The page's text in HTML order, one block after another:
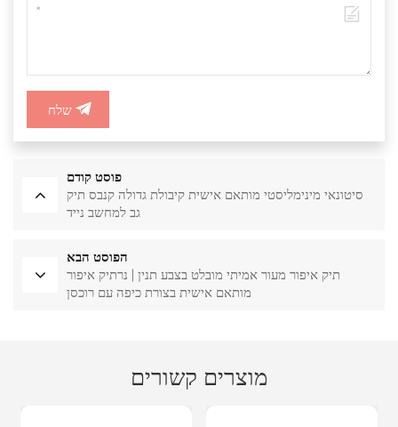
שלח
פוסט קודם
סיטונאי מינימליסטי מותאם אישית קיבולת גדולה קנבס תיק
גב למחשב נייד
הפוסט הבא
תיק איפור מעור אמיתי מובלט בצבע תנין | נרתיק איפור
מותאם אישית בצורת כיפה עם רוכסן
מוצרים קשורים